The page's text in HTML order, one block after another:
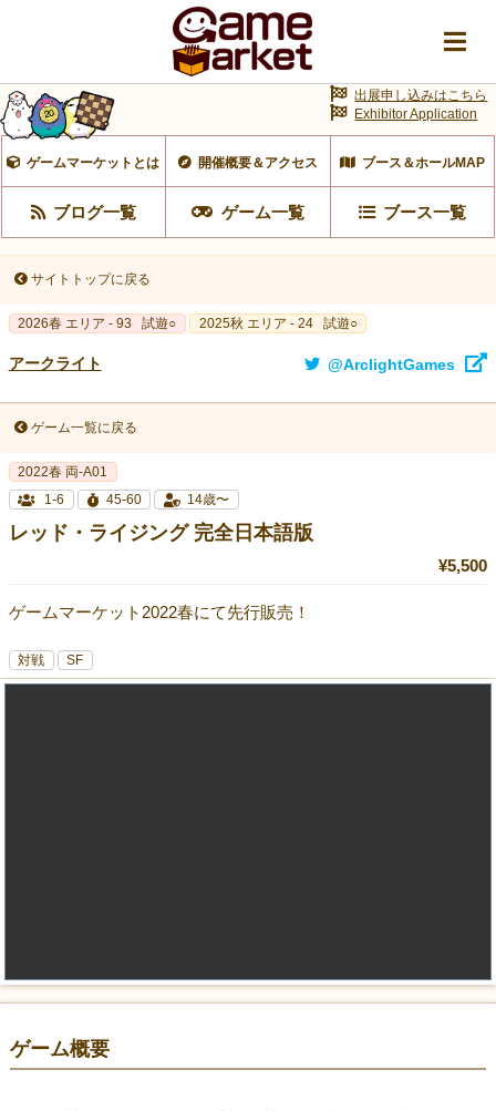
ゲームマーケットとは 開催概要＆アクセス ブース＆ホールMAP
ブログ一覧 ゲーム一覧 ブース一覧
出展申し込みはこちら
Exhibitor Application
サイトトップに戻る
2026春 エリア - 93 試遊○ 2025秋 エリア - 24 試遊○
アークライト @ArclightGames
ゲーム一覧に戻る
2022春 両-A01
1-6
45-60 14歳〜
レッド・ライジング 完全日本語版
¥5,500
ゲームマーケット2022春にて先行販売！
対戦 SF
ゲーム概要